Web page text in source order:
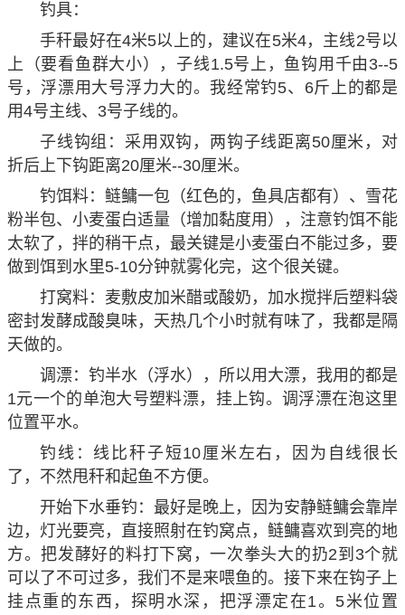
钓具：
手秆最好在4米5以上的，建议在5米4，主线2号以
上（要看鱼群大小），子线1.5号上，鱼钩用千由3--5
号，浮漂用大号浮力大的。我经常钓5、6斤上的都是
用4号主线、3号子线的。
子线钩组：采用双钩，两钩子线距离50厘米，对
折后上下钩距离20厘米--30厘米。
钓饵料：鲢鳙一包（红色的，鱼具店都有）、雪花
粉半包、小麦蛋白适量（增加黏度用），注意钓饵不能
太软了，拌的稍干点，最关键是小麦蛋白不能过多，要
做到饵到水里5-10分钟就雾化完，这个很关键。
打窝料：麦敷皮加米醋或酸奶，加水搅拌后塑料袋
密封发酵成酸臭味，天热几个小时就有味了，我都是隔
天做的。
调漂：钓半水（浮水），所以用大漂，我用的都是
1元一个的单泡大号塑料漂，挂上钩。调浮漂在泡这里
位置平水。
钓线：线比秆子短10厘米左右，因为自线很长
了，不然甩秆和起鱼不方便。
开始下水垂钓：最好是晚上，因为安静鲢鳙会靠岸
边，灯光要亮，直接照射在钓窝点，鲢鳙喜欢到亮的地
方。把发酵好的料打下窝，一次拳头大的扔2到3个就
可以了不可过多，我们不是来喂鱼的。接下来在钩子上
挂点重的东西，探明水深，把浮漂定在1。5米位置